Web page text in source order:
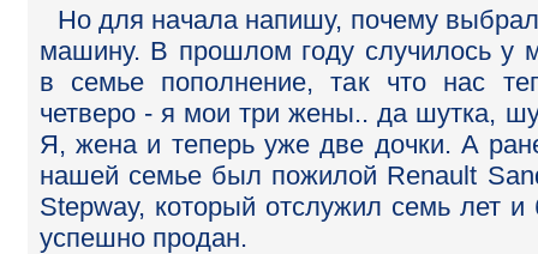
Но для начала напишу, почему
машину. В прошлом году случилось у
в семье пополнение, так что нас
четверо - я мои три жены.. да шутка,
Я, жена и теперь уже две дочки. А
нашей семье был пожилой Renault
Stepway, который отслужил семь лет
успешно продан.